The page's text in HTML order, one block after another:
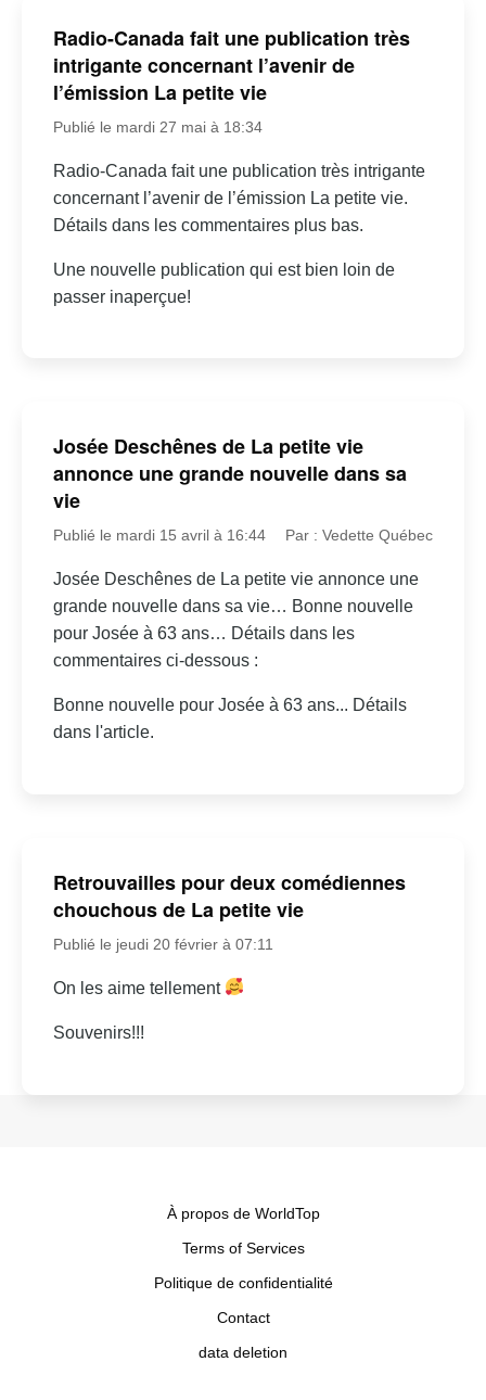
Radio-Canada fait une publication très
intrigante concernant l’avenir de
l’émission La petite vie
Publié le mardi 27 mai à 18:34
Radio-Canada fait une publication très intrigante
concernant l’avenir de l’émission La petite vie.
Détails dans les commentaires plus bas.
Une nouvelle publication qui est bien loin de
passer inaperçue!
Josée Deschênes de La petite vie
annonce une grande nouvelle dans sa
vie
Publié le mardi 15 avril à 16:44 Par : Vedette Québec
Josée Deschênes de La petite vie annonce une
grande nouvelle dans sa vie… Bonne nouvelle
pour Josée à 63 ans… Détails dans les
commentaires ci-dessous :
Bonne nouvelle pour Josée à 63 ans... Détails
dans l'article.
Retrouvailles pour deux comédiennes
chouchous de La petite vie
Publié le jeudi 20 février à 07:11
On les aime tellement
Souvenirs!!!
À propos de WorldTop
Terms of Services
Politique de confidentialité
Contact
data deletion